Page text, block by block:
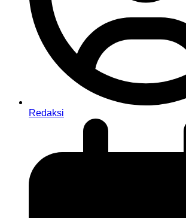
Redaksi